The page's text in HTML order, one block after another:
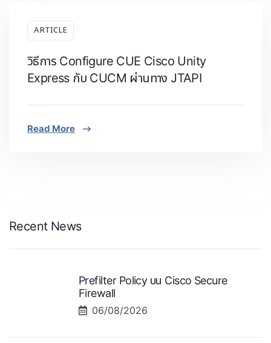
ARTICLE
วิธีการ Configure CUE Cisco Unity
Express กับ CUCM ผ่านทาง JTAPI
Read More
Recent News
Prefilter Policy บน Cisco Secure
Firewall
06/08/2026